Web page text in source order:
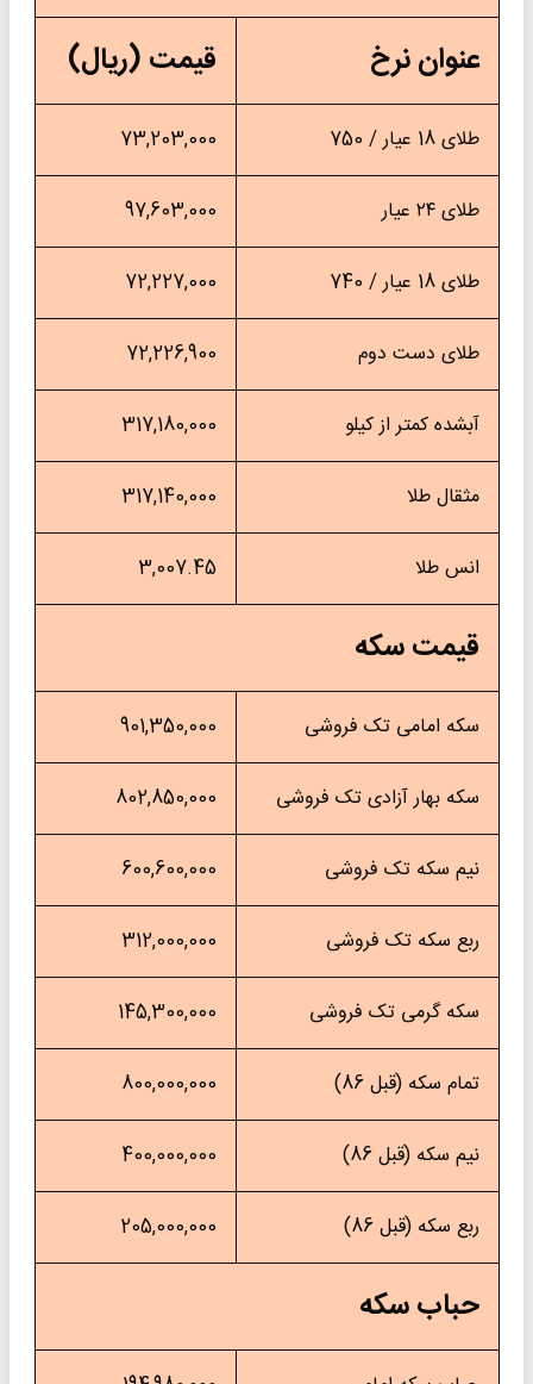
نرخ
قیمت (ریال)
73,203,000
97,603,000
72,227,000
دست دوم 72,226,900
کمتر از کیلو 317,180,000
طلا 317,140,000
طلا 3,007.45
سکه
امامی تک فروشی 901,350,000
بهار آزادی تک فروشی 802,850,000
سکه تک فروشی 600,600,000
سکه تک فروشی 312,000,000
گرمی تک فروشی 145,300,000
سکه (قبل 86) 800,000,000
سکه (قبل 86) 400,000,000
سکه (قبل 86) 205,000,000
سکه